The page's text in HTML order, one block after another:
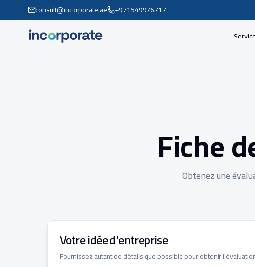
consult@incorporate.ae +971549976717
Fiche
Obtenez une
Votre idée d'entreprise
Fournissez autant de détails que possible pour obtenir